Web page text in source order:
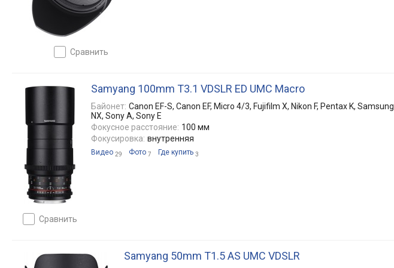
сравнить
сравнить
Samyang 100mm T3.1 VDSLR ED UMC Macro
Байонет: Canon EF-S, Canon EF, Micro 4/3, Fujifilm X, Nikon F, Pentax K, Samsung
NX, Sony A, Sony E
Фокусное расстояние: 100 мм
Фокусировка: внутренняя
Видео 29 Фото 7 Где купить 3
Samyang 50mm T1.5 AS UMC VDSLR